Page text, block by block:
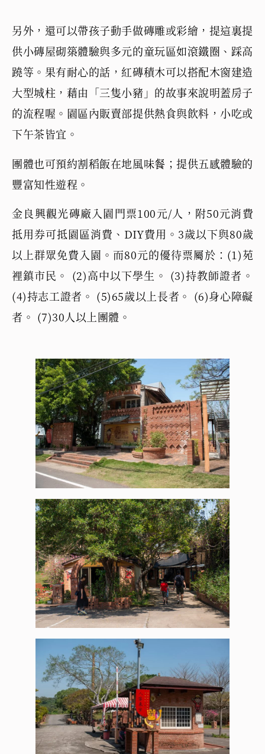
另外，還可以帶孩子動手做磚雕或彩繪，提這裏提
供小磚屋砌築體驗與多元的童玩區如滾鐵圈、踩高
蹺等。果有耐心的話，紅磚積木可以搭配木窗建造
大型城柱，藉由「三隻小豬」的故事來說明蓋房子
的流程喔。園區內販賣部提供熱食與飲料，小吃或
下午茶皆宜。
團體也可預約割稻飯在地風味餐；提供五感體驗的
豐富知性遊程。
金良興觀光磚廠入園門票100元/人，附50元消費
抵用券可抵園區消費、DIY費用。3歲以下與80歲
以上群眾免費入園。而80元的優待票屬於：(1)苑
裡鎮市民。 (2)高中以下學生。 (3)持教師證者。
(4)持志工證者。 (5)65歲以上長者。 (6)身心障礙
者。 (7)30人以上團體。